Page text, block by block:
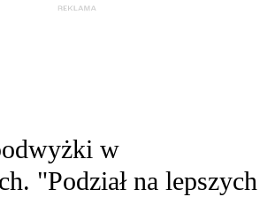
w
"Podział na lepszych